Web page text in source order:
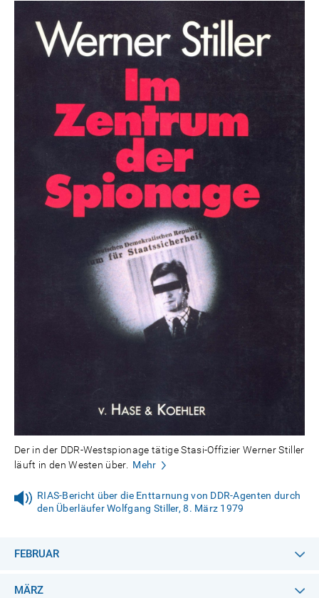
Der in der DDR-Westspionage tätige Stasi-Offizier Werner Stiller
läuft in den Westen über.
Mehr
RIAS-Bericht über die Enttarnung von DDR-Agenten durch
den Überläufer Wolfgang Stiller, 8. März 1979
FEBRUAR
MÄRZ